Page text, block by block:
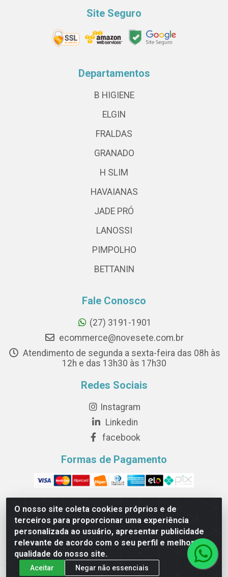
O nosso site coleta cookies próprios e de
terceiros para proporcionar uma experiência
personalizada ao usuário, apresentar publicidade
relevante de acordo com o seu perfil e melhorar a
qualidade do nosso site.
Aceitar Negar não essenciais
Site Seguro
Departamentos
B HIGIENE
ELGIN
FRALDAS
GRANADO
H SLIM
HAVAIANAS
JADE PRÓ
LANOSSI
PIMPOLHO
BETTANIN
Fale Conosco
(27) 3191-1901
ecommerce@novesete.com.br
Atendimento de segunda a sexta-feira das 08h às
12h e das 13h30 às 17h30
Redes Sociais
Instagram
Linkedin
facebook
Formas de Pagamento
Novesete Distribuidora LTDA - Avenida Setecentos, S/N,
Terminal Intermodal da Serra, Serra/ES - CEP 29161-414 -
CNPJ 29.479.604/0001-44